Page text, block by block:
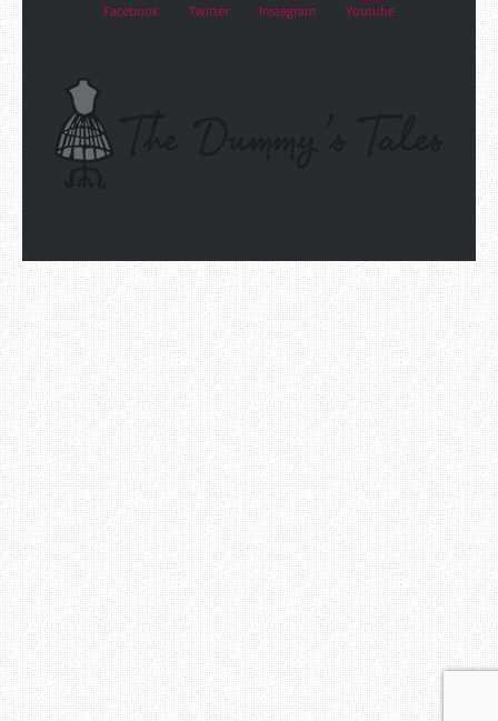
Facebook Twitter Instagram Youtube